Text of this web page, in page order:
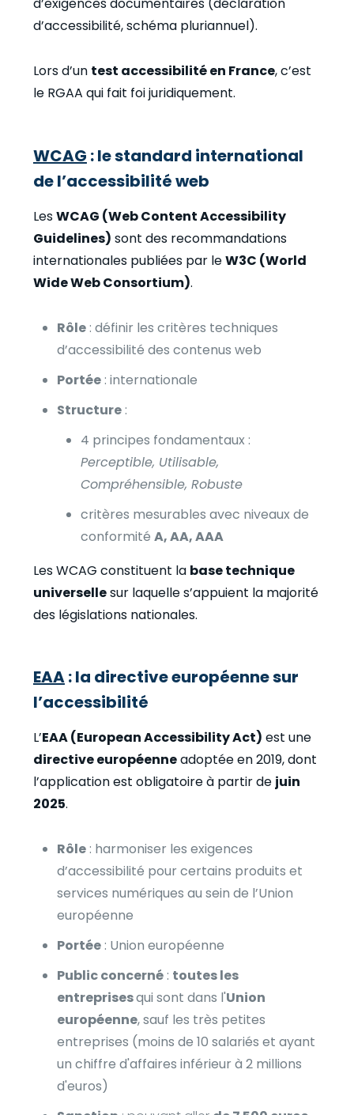
d’exigences documentaires (déclaration
d’accessibilité, schéma pluriannuel).
Lors d’un test accessibilité en France, c’est
le RGAA qui fait foi juridiquement.
WCAG : le standard international
de l’accessibilité web
LesWCAG (Web Content Accessibility
Guidelines) sont des recommandations
internationales publiées par leW3C (World
Wide Web Consortium).
Rôle: définir les critères techniques
d’accessibilité des contenus web
Portée: internationale
Structure:
4 principes fondamentaux :
Perceptible, Utilisable,
Compréhensible, Robuste
critères mesurables avec niveaux de
conformité A, AA, AAA
Les WCAG constituent la base technique
universellesur laquelle s’appuient la majorité
des législations nationales.
EAA: la directive européenne sur
l’accessibilité
L’EAA (European Accessibility Act) est une
directive européenneadoptée en 2019, dont
l’application est obligatoire à partir de juin
2025.
Rôle: harmoniser les exigences
d’accessibilité pour certains produits et
services numériques au sein de l’Union
européenne
Portée: Union européenne
Public concerné: toutes les
entreprisesqui sont dans l'Union
européenne, sauf les très petites
entreprises (moins de 10 salariés et ayant
un chiffre d'affaires inférieur à 2 millions
d'euros)